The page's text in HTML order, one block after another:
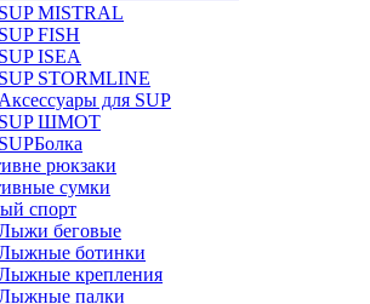
SUP MISTRAL
SUP FISH
SUP ISEA
SUP STORMLINE
Аксессуары для SUP
SUP ШМОТ
SUPБолка
рюкзаки
сумки
спорт
беговые
ботинки
крепления
палки